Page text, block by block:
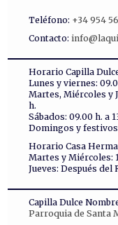
Teléfono: +34 954
Contacto:
Horario Capilla
Lunes y viernes:
Martes, Miércoles y
h.
Sábados: 09.00 h. a
Domingos y
Horario Casa
Martes y Miércoles:
Jueves: Después del
Capilla Dulce
Parroquia de Santa